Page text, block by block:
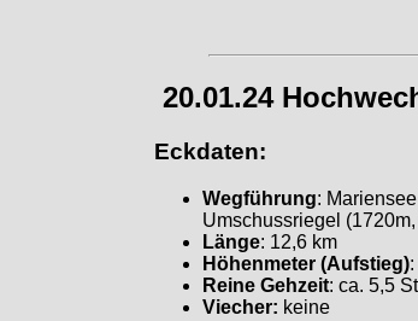
20.01.24
Eckdaten:
Wegführung:
Umschussriegel
Länge: 12,6 km
Höhenmeter (Aufstieg)
Reine Gehzeit: ca. 5,5
Viecher: keine